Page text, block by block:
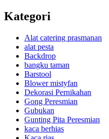
Kategori
Alat catering prasmanan
alat pesta
Backdrop
bangku taman
Barstool
Blower mistyfan
Dekorasi Pernikahan
Gong Peresmian
Gubukan
Gunting Pita Peresmian
kaca berhias